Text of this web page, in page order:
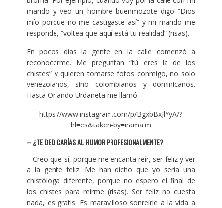
marido y veo un hombre buenmozote digo “Dios
mío porque no me castigaste así” y mi marido me
responde, “voltea que aquí está tu realidad” (risas).
En pocos días la gente en la calle comenzó a
reconocerme. Me preguntan “tú eres la de los
chistes” y quieren tomarse fotos conmigo, no solo
venezolanos, sino colombianos y dominicanos.
Hasta Orlando Urdaneta me llamó.
https://www.instagram.com/p/BgxbBxJlYyA/?
hl=es&taken-by=irama.m
– ¿TE DEDICARÍAS AL HUMOR PROFESIONALMENTE?
– Creo que sí, porque me encanta reír, ser feliz y ver
a la gente feliz. Me han dicho que yo sería una
chistóloga diferente, porque no espero el final de
los chistes para reírme (risas). Ser feliz no cuesta
nada, es gratis. Es maravilloso sonreírle a la vida a